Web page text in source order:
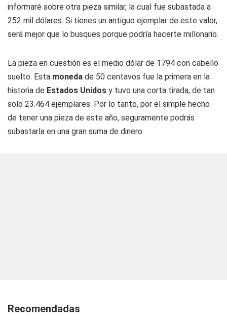
informaré sobre otra pieza similar, la cual fue subastada a
252 mil dólares. Si tienes un antiguo ejemplar de este valor,
será mejor que lo busques porque podría hacerte millonario.
La pieza en cuestión es el medio dólar de 1794 con cabello
suelto. Esta moneda de 50 centavos fue la primera en la
historia de Estados Unidos y tuvo una corta tirada, de tan
solo 23.464 ejemplares. Por lo tanto, por el simple hecho
de tener una pieza de este año, seguramente podrás
subastarla en una gran suma de dinero.
Recomendadas